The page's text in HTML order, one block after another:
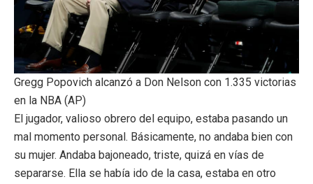
Gregg Popovich alcanzó a Don Nelson con 1.335 victorias
en la NBA (AP)
El jugador, valioso obrero del equipo, estaba pasando un
mal momento personal. Básicamente, no andaba bien con
su mujer. Andaba bajoneado, triste, quizá en vías de
separarse. Ella se había ido de la casa, estaba en otro